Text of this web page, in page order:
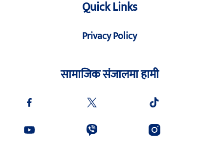
Quick Links
Privacy Policy
सामाजिक संजालमा हामी